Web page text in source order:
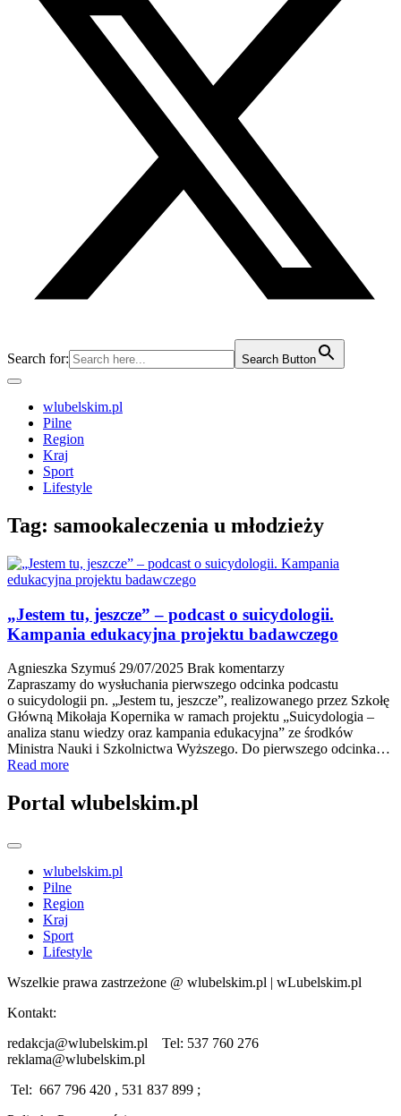
Search for: Search Button
wlubelskim.pl
Pilne
Region
Kraj
Sport
Lifestyle
Tag: samookaleczenia u młodzieży
„Jestem tu, jeszcze” – podcast o suicydologii.
Kampania edukacyjna projektu badawczego
Agnieszka Szymuś 29/07/2025 Brak komentarzy
Zapraszamy do wysłuchania pierwszego odcinka podcastu
o suicydologii pn. „Jestem tu, jeszcze”, realizowanego przez Szkołę
Główną Mikołaja Kopernika w ramach projektu „Suicydologia –
analiza stanu wiedzy oraz kampania edukacyjna” ze środków
Ministra Nauki i Szkolnictwa Wyższego. Do pierwszego odcinka…
Read more
Portal wlubelskim.pl
wlubelskim.pl
Pilne
Region
Kraj
Sport
Lifestyle
Wszelkie prawa zastrzeżone @ wlubelskim.pl | wLubelskim.pl
Kontakt:
redakcja@wlubelskim.pl Tel: 537 760 276
reklama@wlubelskim.pl
Tel: 667 796 420 , 531 837 899 ;